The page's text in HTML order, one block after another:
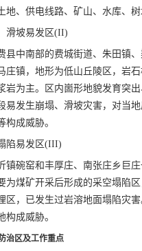
地、供电线路、矿山、水库、树
滑坡易发区(II)
县中南部的费城街道、朱田镇
庄镇，地形为低山丘陵区，岩
岩为主。区内崮形地貌发育突
易发生崩塌、滑坡灾害，对当
构成威胁。
陷易发区(III)
镇碗窑和丰厚庄、南张庄乡巨
为煤矿开采后形成的采空塌陷
区，已发生过岩溶地面塌陷灾
构成威胁。
治区及工作重点